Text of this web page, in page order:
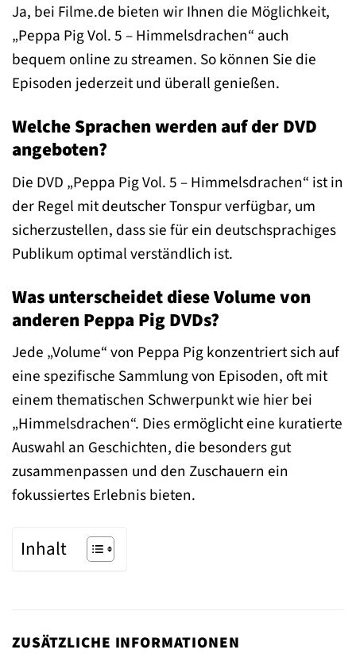
Ja, bei Filme.de bieten wir Ihnen die Möglichkeit,
„Peppa Pig Vol. 5 – Himmelsdrachen“ auch
bequem online zu streamen. So können Sie die
Episoden jederzeit und überall genießen.
Welche Sprachen werden auf der DVD
angeboten?
Die DVD „Peppa Pig Vol. 5 – Himmelsdrachen“ ist in
der Regel mit deutscher Tonspur verfügbar, um
sicherzustellen, dass sie für ein deutschsprachiges
Publikum optimal verständlich ist.
Was unterscheidet diese Volume von
anderen Peppa Pig DVDs?
Jede „Volume“ von Peppa Pig konzentriert sich auf
eine spezifische Sammlung von Episoden, oft mit
einem thematischen Schwerpunkt wie hier bei
„Himmelsdrachen“. Dies ermöglicht eine kuratierte
Auswahl an Geschichten, die besonders gut
zusammenpassen und den Zuschauern ein
fokussiertes Erlebnis bieten.
Inhalt
ZUSÄTZLICHE INFORMATIONEN